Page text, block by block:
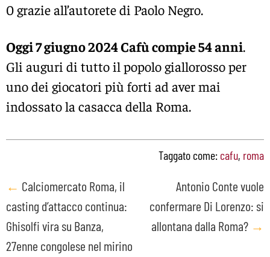
0 grazie all’autorete di Paolo Negro.
Oggi 7 giugno 2024 Cafù compie 54 anni.
Gli auguri di tutto il popolo giallorosso per
uno dei giocatori più forti ad aver mai
indossato la casacca della Roma.
Taggato come: cafu, roma
Post
navigation
← Calciomercato Roma, il
casting d’attacco continua:
Ghisolfi vira su Banza,
27enne congolese nel mirino
Antonio Conte vuole
confermare Di Lorenzo: si
allontana dalla Roma? →